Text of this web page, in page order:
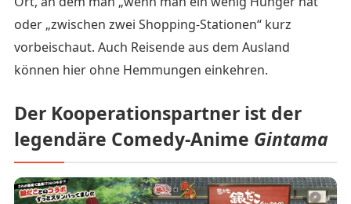
oder „zwischen zwei Shopping-Stationen“ kurz
vorbeischaut. Auch Reisende aus dem Ausland
können hier ohne Hemmungen einkehren.
Der Kooperationspartner ist der
legendäre Comedy-Anime Gintama